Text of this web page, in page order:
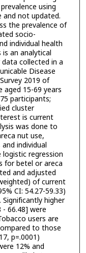
using
not updated.
the prevalence of
socio-
individual health
an analytical
collected in a
Disease
2019 of
15-69 years
participants;
cluster
is current
was done to
nut use,
individual
regression
for betel or areca
and adjusted
of current
CI: 54.27-59.33)
higher
- 66.48] were
users are
to those
p=.0001)
12% and